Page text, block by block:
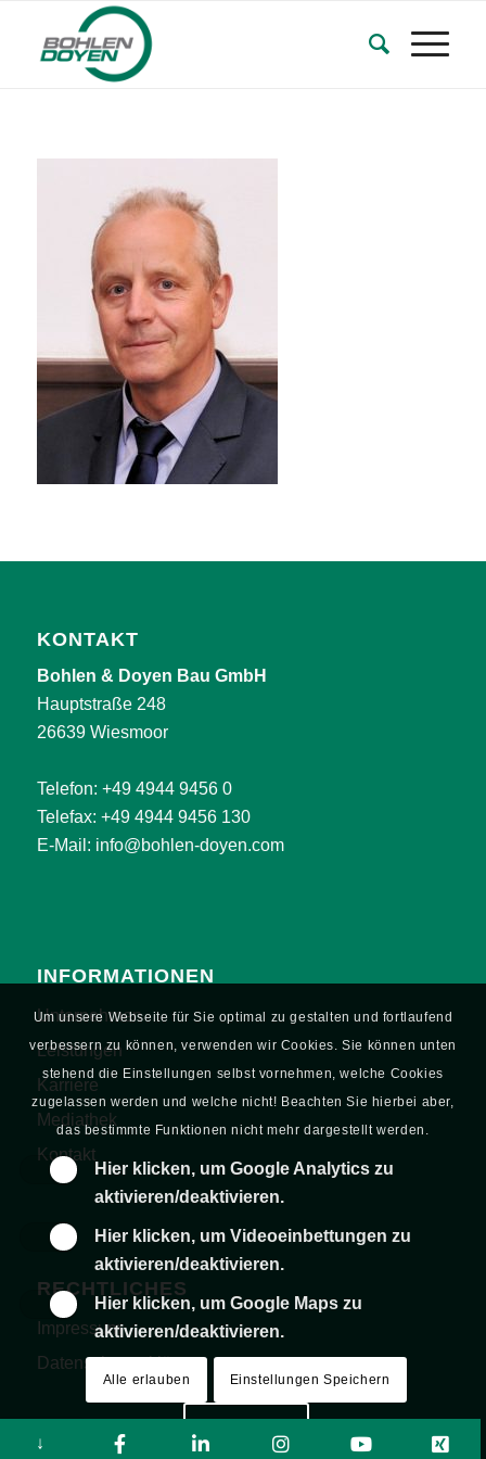
KONTAKT
Bohlen & Doyen Bau GmbH
Hauptstraße 248
26639 Wiesmoor
Telefon: +49 4944 9456 0
Telefax: +49 4944 9456 130
E-Mail: info@bohlen-doyen.com
INFORMATIONEN
Unternehmen
Leistungen
Karriere
Mediathek
Kontakt
RECHTLICHES
Impressum
Datenschutzerklärung
Um unsere Webseite für Sie optimal zu gestalten und fortlaufend
verbessern zu können, verwenden wir Cookies. Sie können unten
stehend die Einstellungen selbst vornehmen, welche Cookies
zugelassen werden und welche nicht! Beachten Sie hierbei aber,
das bestimmte Funktionen nicht mehr dargestellt werden.
Hier klicken, um Google Analytics zu
aktivieren/deaktivieren.
Hier klicken, um Videoeinbettungen zu
aktivieren/deaktivieren.
Hier klicken, um Google Maps zu
aktivieren/deaktivieren.
Alle erlauben Einstellungen Speichern
↓